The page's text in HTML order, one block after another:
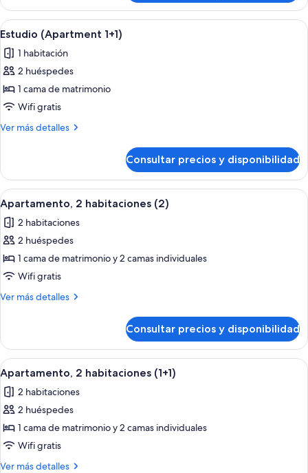
(Apartment
2)
Abrir
todas
las
fotos
de
Estudio
(Apartment
Habitación de hotel con dos camas,
3
Estudio (Apartment 1+1)
1 habitación
2 huéspedes
1 cama de matrimonio
Wifi gratis
Ver más detalles
Más
(Apartment
1+1)
Consultar precios y disponibilidad
Abrir
todas
las
fotos
de
Apartamento,
2
Habitación de hotel con una cama
9
Apartamento, 2 habitaciones (2)
2 habitaciones
2 huéspedes
1 cama de matrimonio y 2 camas individuales
Wifi gratis
Ver más detalles
Más
2
habitaciones
(2)
Consultar precios y disponibilidad
Abrir
todas
las
fotos
de
Apartamento,
2
Habitación de hotel con una cama
9
Apartamento, 2 habitaciones (1+1)
2 habitaciones
2 huéspedes
1 cama de matrimonio y 2 camas individuales
Wifi gratis
Ver más detalles
Más